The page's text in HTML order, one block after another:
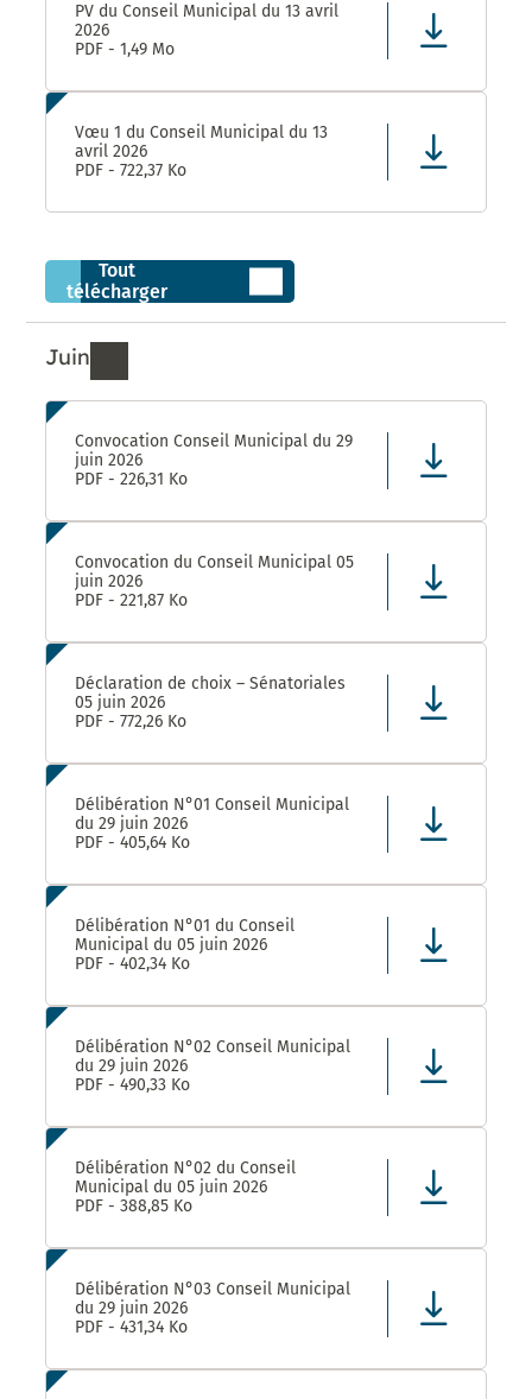
PV du Conseil Municipal du 13 avril
2026
PDF - 1,49 Mo
Vœu 1 du Conseil Municipal du 13
avril 2026
PDF - 722,37 Ko
Tout
télécharger
Juin
Ressources de Juin 2026
Convocation Conseil Municipal du 29
juin 2026
PDF - 226,31 Ko
Convocation du Conseil Municipal 05
juin 2026
PDF - 221,87 Ko
Déclaration de choix – Sénatoriales
05 juin 2026
PDF - 772,26 Ko
Délibération N°01 Conseil Municipal
du 29 juin 2026
PDF - 405,64 Ko
Délibération N°01 du Conseil
Municipal du 05 juin 2026
PDF - 402,34 Ko
Délibération N°02 Conseil Municipal
du 29 juin 2026
PDF - 490,33 Ko
Délibération N°02 du Conseil
Municipal du 05 juin 2026
PDF - 388,85 Ko
Délibération N°03 Conseil Municipal
du 29 juin 2026
PDF - 431,34 Ko